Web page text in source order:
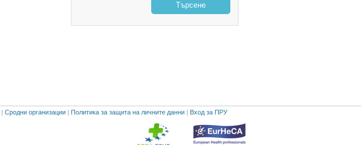
Търсене
| Сродни организации | Политика за защита на личните данни | Вход за ПРУ